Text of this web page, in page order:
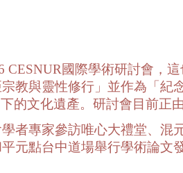
國際學術研討會，
教與靈性修行」並作為「紀
的文化遺產。研討會目前正
者專家參訪唯心大禮堂、混
元點台中道場舉行學術論文